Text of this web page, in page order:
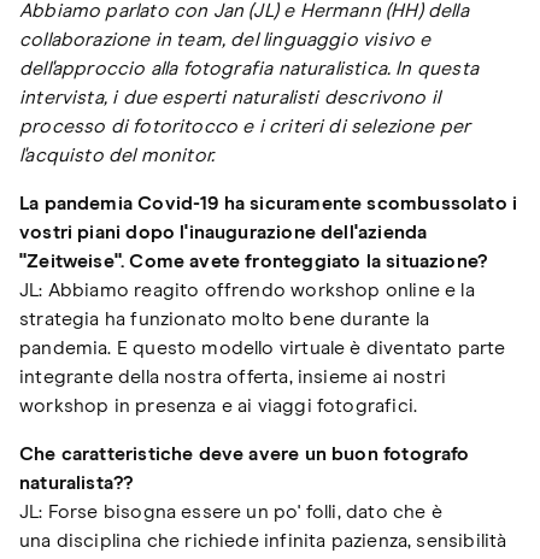
Abbiamo parlato con Jan (JL) e Hermann (HH) della
collaborazione in team, del linguaggio visivo e
dell'approccio alla fotografia naturalistica. In questa
intervista, i due esperti naturalisti descrivono il
processo di fotoritocco e i criteri di selezione per
l'acquisto del monitor.
La pandemia Covid-19 ha sicuramente scombussolato i
vostri piani dopo l'inaugurazione dell'azienda
"Zeitweise". Come avete fronteggiato la situazione?
JL: Abbiamo reagito offrendo workshop online e la
strategia ha funzionato molto bene durante la
pandemia. E questo modello virtuale è diventato parte
integrante della nostra offerta, insieme ai nostri
workshop in presenza e ai viaggi fotografici.
Che caratteristiche deve avere un buon fotografo
naturalista?​​​​​​?
JL: Forse bisogna essere un po' folli, dato che è
una disciplina che richiede infinita pazienza, sensibilità